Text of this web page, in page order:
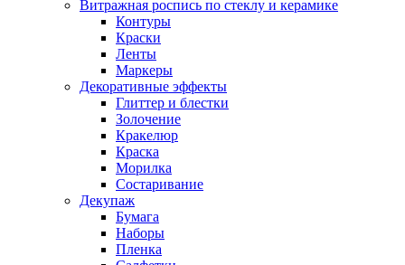
Витражная роспись по стеклу и керамике
Контуры
Краски
Ленты
Маркеры
Декоративные эффекты
Глиттер и блестки
Золочение
Кракелюр
Краска
Морилка
Состаривание
Декупаж
Бумага
Наборы
Пленка